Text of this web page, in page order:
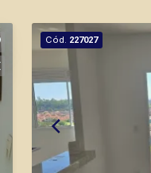
Cód. 227027